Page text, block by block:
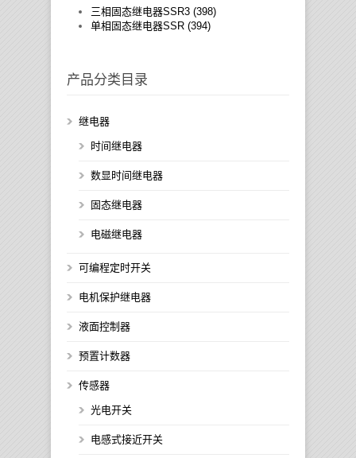
三相固态继电器SSR3 (398)
单相固态继电器SSR (394)
产品分类目录
继电器
时间继电器
数显时间继电器
固态继电器
电磁继电器
可编程定时开关
电机保护继电器
液面控制器
预置计数器
传感器
光电开关
电感式接近开关